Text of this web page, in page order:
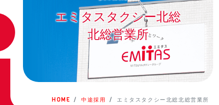
エミタスタクシー北総
北総営業所
HOME 中途採用 エミタスタクシー北総北総営業所